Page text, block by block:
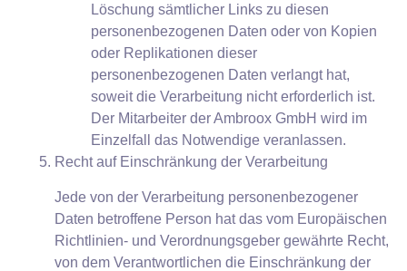
Löschung sämtlicher Links zu diesen
personenbezogenen Daten oder von Kopien
oder Replikationen dieser
personenbezogenen Daten verlangt hat,
soweit die Verarbeitung nicht erforderlich ist.
Der Mitarbeiter der Ambroox GmbH wird im
Einzelfall das Notwendige veranlassen.
Recht auf Einschränkung der Verarbeitung
Jede von der Verarbeitung personenbezogener
Daten betroffene Person hat das vom Europäischen
Richtlinien- und Verordnungsgeber gewährte Recht,
von dem Verantwortlichen die Einschränkung der